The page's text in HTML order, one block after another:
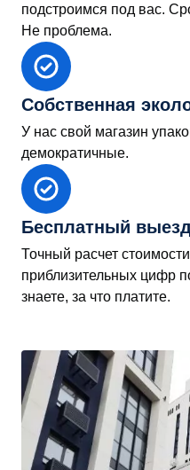
подстроимся под вас.
Не проблема.
Собственная
У нас свой магазин
демократичные.
Бесплатный
Точный расчет
приблизительных цифр
знаете, за что платите.